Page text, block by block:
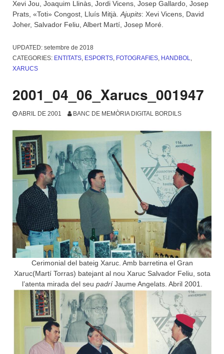
Xevi Jou, Joaquim Llinàs, Jordi Vicens, Josep Gallardo, Josep
Prats, «Toti» Congost, Lluís Mitjà. Ajupits: Xevi Vicens, David
Joher, Salvador Feliu, Albert Martí, Josep Moré.
UPDATED: setembre de 2018
CATEGORIES: ENTITATS, ESPORTS, FOTOGRAFIES, HANDBOL,
XARUCS
2001_04_06_Xarucs_001947
ABRIL DE 2001 BANC DE MEMÒRIA DIGITAL BORDILS
Cerimonial del bateig Xaruc. Amb barretina el Gran
Xaruc(Martí Torras) batejant al nou Xaruc Salvador Feliu, sota
l’atenta mirada del seu padríJaume Angelats. Abril 2001.